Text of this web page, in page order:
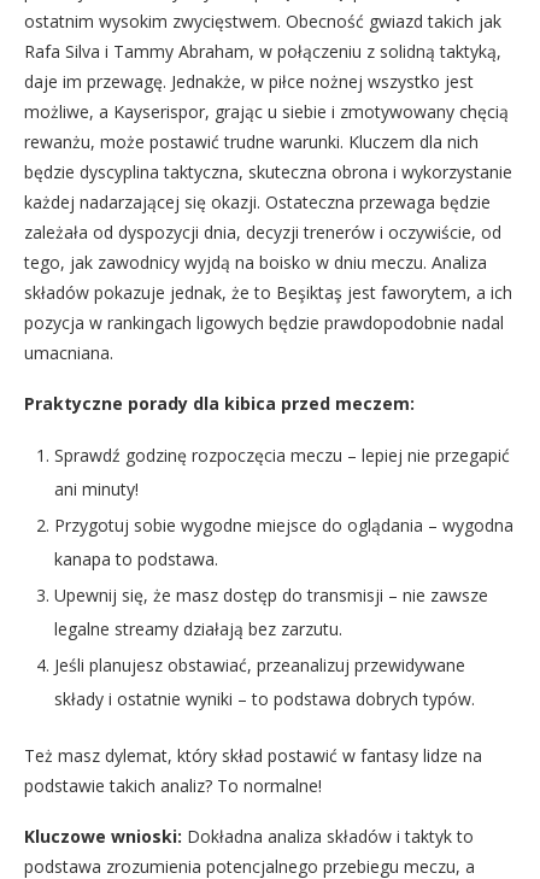
ostatnim wysokim zwycięstwem. Obecność gwiazd takich jak
Rafa Silva i Tammy Abraham, w połączeniu z solidną taktyką,
daje im przewagę. Jednakże, w piłce nożnej wszystko jest
możliwe, a Kayserispor, grając u siebie i zmotywowany chęcią
rewanżu, może postawić trudne warunki. Kluczem dla nich
będzie dyscyplina taktyczna, skuteczna obrona i wykorzystanie
każdej nadarzającej się okazji. Ostateczna przewaga będzie
zależała od dyspozycji dnia, decyzji trenerów i oczywiście, od
tego, jak zawodnicy wyjdą na boisko w dniu meczu. Analiza
składów pokazuje jednak, że to Beşiktaş jest faworytem, a ich
pozycja w rankingach ligowych będzie prawdopodobnie nadal
umacniana.
Praktyczne porady dla kibica przed meczem:
Sprawdź godzinę rozpoczęcia meczu – lepiej nie przegapić
ani minuty!
Przygotuj sobie wygodne miejsce do oglądania – wygodna
kanapa to podstawa.
Upewnij się, że masz dostęp do transmisji – nie zawsze
legalne streamy działają bez zarzutu.
Jeśli planujesz obstawiać, przeanalizuj przewidywane
składy i ostatnie wyniki – to podstawa dobrych typów.
Też masz dylemat, który skład postawić w fantasy lidze na
podstawie takich analiz? To normalne!
Kluczowe wnioski: Dokładna analiza składów i taktyk to
podstawa zrozumienia potencjalnego przebiegu meczu, a